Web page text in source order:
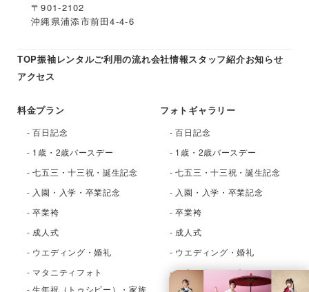
〒901-2102
沖縄県浦添市前田4-4-6
TOP振袖レンタルご利用の流れ会社情報スタッフ紹介お知らせ
アクセス
料金プラン
- 百日記念
- 1歳・2歳バースデー
- 七五三・十三祝・誕生記念
- 入園・入学・卒業記念
- 卒業袴
- 成人式
- ウエディング・婚礼
- マタニティフォト
- 生年祝（トゥシビー）・家族
フォトギャラリー
- 百日記念
- 1歳・2歳バースデー
- 七五三・十三祝・誕生記念
- 入園・入学・卒業記念
- 卒業袴
- 成人式
- ウエディング・婚礼
- マタニティフォト
- 生年祝（トゥシビー）・家族